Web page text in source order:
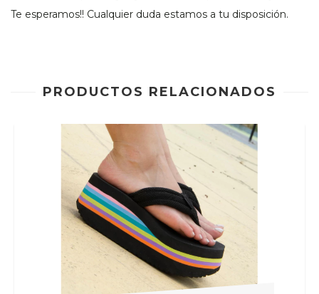
Te esperamos!! Cualquier duda estamos a tu disposición.
PRODUCTOS RELACIONADOS